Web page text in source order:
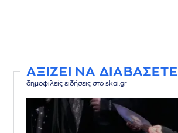
ΑΞΙΖΕΙ ΝΑ ΔΙΑΒΑΣΕΤΕ
δημοφιλείς ειδήσεις στο skai.gr